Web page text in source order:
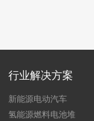
行业解决方案
新能源电动汽车
氢能源燃料电池堆